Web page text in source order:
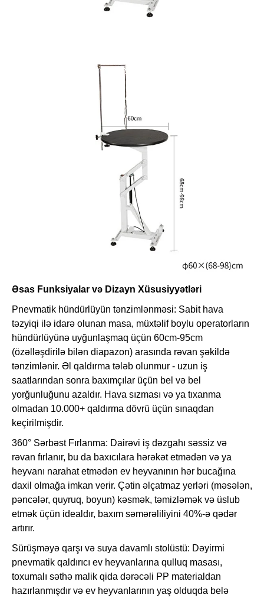
Əsas Funksiyalar və Dizayn Xüsusiyyətləri
Pnevmatik hündürlüyün tənzimlənməsi: Sabit hava
təzyiqi ilə idarə olunan masa, müxtəlif boylu operatorların
hündürlüyünə uyğunlaşmaq üçün 60cm-95cm
(özəlləşdirilə bilən diapazon) arasında rəvan şəkildə
tənzimlənir. Əl qaldırma tələb olunmur - uzun iş
saatlarından sonra baxımçılar üçün bel və bel
yorğunluğunu azaldır. Hava sızması və ya tıxanma
olmadan 10.000+ qaldırma dövrü üçün sınaqdan
keçirilmişdir.
360° Sərbəst Fırlanma: Dairəvi iş dəzgahı səssiz və
rəvan fırlanır, bu da baxıcılara hərəkət etmədən və ya
heyvanı narahat etmədən ev heyvanının hər bucağına
daxil olmağa imkan verir. Çətin əlçatmaz yerləri (məsələn,
pəncələr, quyruq, boyun) kəsmək, təmizləmək və üslub
etmək üçün idealdır, baxım səmərəliliyini 40%-ə qədər
artırır.
Sürüşməyə qarşı və suya davamlı stolüstü: Dəyirmi
pnevmatik qaldırıcı ev heyvanlarına qulluq masası,
toxumalı səthə malik qida dərəcəli PP materialdan
hazırlanmışdır və ev heyvanlarının yaş olduqda belə